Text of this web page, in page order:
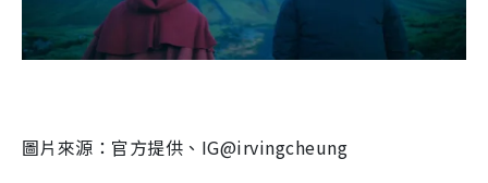
圖片來源：官方提供、IG@irvingcheung